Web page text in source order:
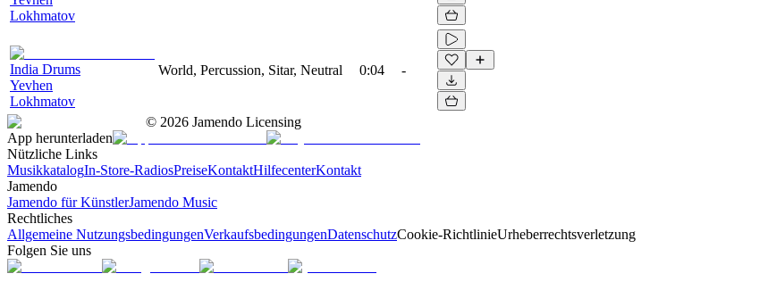
Lokhmatov
India Drums
Yevhen
Lokhmatov
World, Percussion, Sitar, Neutral 0:04 -
© 2026 Jamendo Licensing
App herunterladen
Nützliche Links
MusikkatalogIn-Store-RadiosPreiseKontaktHilfecenterKontakt
Jamendo
Jamendo für KünstlerJamendo Music
Rechtliches
Allgemeine NutzungsbedingungenVerkaufsbedingungenDatenschutzCookie-RichtlinieUrheberrechtsverletzung
Folgen Sie uns